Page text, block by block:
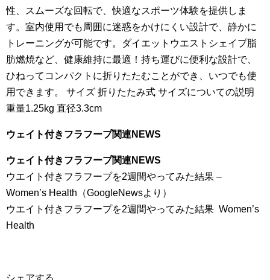
性、スムーズな回転で、快適なスポーツ体験を提供しま
す。室内使用でも周囲に迷惑をかけにくい設計で、静かに
トレーニングが可能です。ダイエットウエストシェイプ脂
肪燃焼など、健康維持に最適！持ち運びに便利な設計で、
ひねってコンパクトに折りたたむことができ、いつでも使
用できます。 サイズ 折りたたみ式 サイズについての説明
重量1.25kg 直径3.3cm
ウェイト付きフラフープ関連NEWS
ウェイト付きフラフープ関連NEWS
ウエイト付きフラフープを2週間やってみた結果 –
Women’s Health（GoogleNewsより）
ウエイト付きフラフープを2週間やってみた結果 Women’s
Health
シェアする